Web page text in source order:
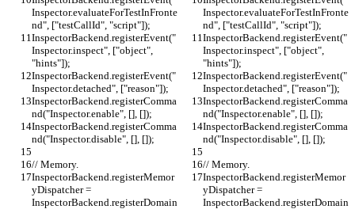
Inspector.evaluateForTestInFronte
nd", ["testCallId", "script"]);
Inspector.evaluateForTestInFronte
nd", ["testCallId", "script"]);
InspectorBackend.registerEvent("
Inspector.inspect", ["object",
"hints"]);
InspectorBackend.registerEvent("
Inspector.inspect", ["object",
"hints"]);
InspectorBackend.registerEvent("
Inspector.detached", ["reason"]);
InspectorBackend.registerEvent("
Inspector.detached", ["reason"]);
InspectorBackend.registerComma
nd("Inspector.enable", [], []);
InspectorBackend.registerComma
nd("Inspector.enable", [], []);
InspectorBackend.registerComma
nd("Inspector.disable", [], []);
InspectorBackend.registerComma
nd("Inspector.disable", [], []);
// Memory.
// Memory.
InspectorBackend.registerMemor
yDispatcher =
InspectorBackend.registerDomain
InspectorBackend.registerMemor
yDispatcher =
InspectorBackend.registerDomain